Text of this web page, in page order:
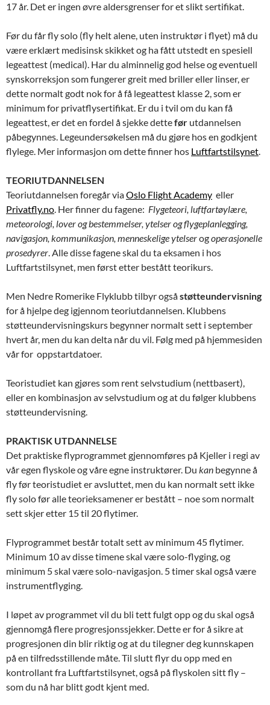
17 år. Det er ingen øvre aldersgrenser for et slikt sertifikat.
Før du får fly solo (fly helt alene, uten instruktør i flyet) må du
være erklært medisinsk skikket og ha fått utstedt en spesiell
legeattest (medical). Har du alminnelig god helse og eventuell
synskorreksjon som fungerer greit med briller eller linser, er
dette normalt godt nok for å få legeattest klasse 2, som er
minimum for privatflysertifikat. Er du i tvil om du kan få
legeattest, er det en fordel å sjekke dettefør utdannelsen
påbegynnes. Legeundersøkelsen må du gjøre hos en godkjent
flylege. Mer informasjon om dette finner hos Luftfartstilsynet.
TEORIUTDANNELSEN
Teoriutdannelsen foregår viaOslo Flight Academy eller
Privatfly.no. Her finner du fagene: Flygeteori, luftfartøylære,
meteorologi, lover og bestemmelser, ytelser og flygeplanlegging,
navigasjon, kommunikasjon, menneskelige ytelserogoperasjonelle
prosedyrer. Alle disse fagene skal du ta eksamen i hos
Luftfartstilsynet, men først etter bestått teorikurs.
Men Nedre Romerike Flyklubb tilbyr ogsåstøtteundervisning
for å hjelpe deg igjennom teoriutdannelsen. Klubbens
støtteundervisningskurs begynner normalt sett i september
hvert år, men du kan delta når du vil. Følg med på hjemmesiden
vår for oppstartdatoer.
Teoristudiet kan gjøres som rent selvstudium (nettbasert),
eller en kombinasjon av selvstudium og at du følger klubbens
støtteundervisning.
PRAKTISK UTDANNELSE
Det praktiske flyprogrammet gjennomføres på Kjeller i regi av
vår egen flyskole og våre egne instruktører. Du kan begynne å
fly før teoristudiet er avsluttet, men du kan normalt sett ikke
fly solo før alle teorieksamener er bestått – noe som normalt
sett skjer etter 15 til 20 flytimer.
Flyprogrammet består totalt sett av minimum 45 flytimer.
Minimum 10 av disse timene skal være solo-flyging, og
minimum 5 skal være solo-navigasjon. 5 timer skal også være
instrumentflyging.
I løpet av programmet vil du bli tett fulgt opp og du skal også
gjennomgå flere progresjonssjekker. Dette er for å sikre at
progresjonen din blir riktig og at du tilegner deg kunnskapen
på en tilfredsstillende måte. Til slutt flyr du opp med en
kontrollant fra Luftfartstilsynet, også på flyskolen sitt fly –
som du nå har blitt godt kjent med.